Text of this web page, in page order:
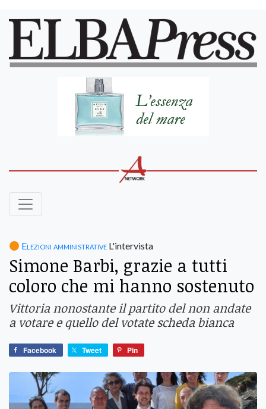
Elezioni amministrative L'intervista
Simone Barbi, grazie a tutti
coloro che mi hanno sostenuto
Vittoria nonostante il partito del non andate
a votare e quello del votate scheda bianca
Facebook Tweet Pin